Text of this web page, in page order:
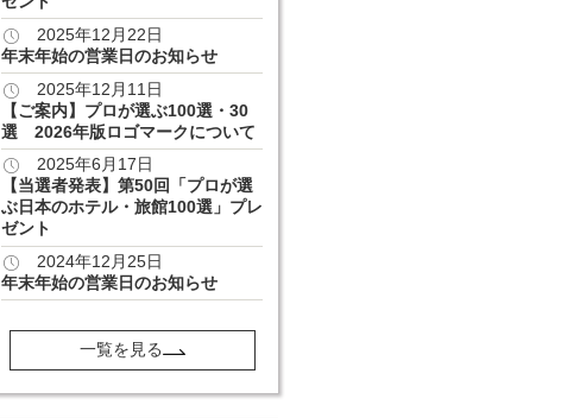
2025年12月22日
年末年始の営業日のお知らせ
2025年12月11日
【ご案内】プロが選ぶ100選・30
選 2026年版ロゴマークについて
2025年6月17日
【当選者発表】第50回「プロが選
ぶ日本のホテル・旅館100選」プレ
ゼント
2024年12月25日
年末年始の営業日のお知らせ
一覧を見る